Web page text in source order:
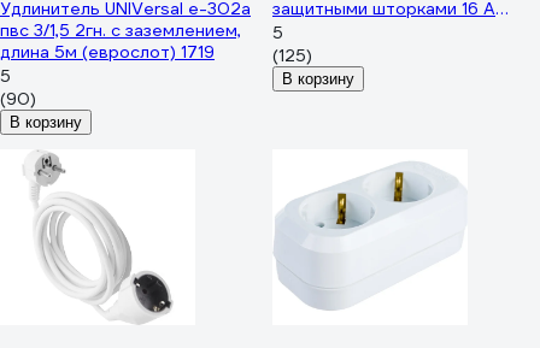
Удлинитель UNIVersal е-302а
пвс 3/1,5 2гн. с заземлением,
длина 5м (еврослот) 1719
5
(90)
В корзину
защитными шторками 16 А
белый 11-1087
5
(125)
В корзину